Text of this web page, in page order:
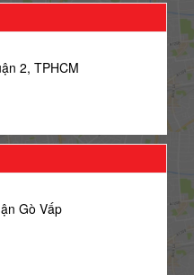
2, TPHCM
Gò Vấp